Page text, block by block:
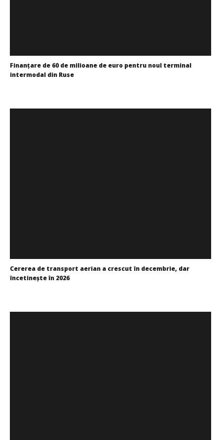
investește în noi proiecte logistice din România
Cristina
Ghimpu
Finanţare de 60 de milioane de euro pentru noul terminal
intermodal din Ruse
Cererea de transport aerian a crescut în decembrie, dar
încetineşte în 2026